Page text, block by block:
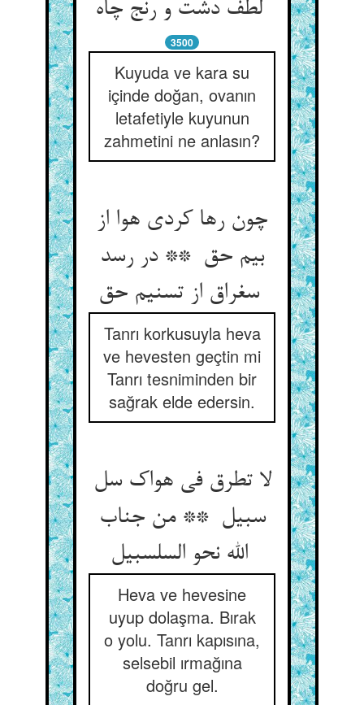
3500
Kuyuda ve kara su
içinde doğan, ovanın
letafetiyle kuyunun
zahmetini ne anlasın?
چون رها کردی هوا از
بیم حق ** در رسد
سغراق از تسنیم حق
Tanrı korkusuyla heva
ve hevesten geçtin mi
Tanrı tesniminden bir
sağrak elde edersin.
لا تطرق فی هواک سل
سبیل ** من جناب
الله نحو السلسبیل
Heva ve hevesine
uyup dolaşma. Bırak
o yolu. Tanrı kapısına,
selsebil ırmağına
doğru gel.